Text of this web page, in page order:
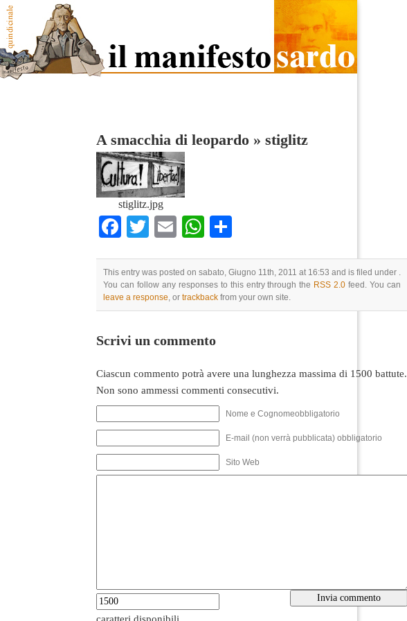
A smacchia di leopardo » stiglitz
stiglitz.jpg
Facebook
TwitterEmailWhatsApp
This entry was posted on sabato, Giugno 11th, 2011 at 16:53 and is filed under .
You can follow any responses to this entry through the RSS 2.0 feed. You can
leave a response, or trackback from your own site.
Scrivi un commento
Ciascun commento potrà avere una lunghezza massima di 1500 battute.
Non sono ammessi commenti consecutivi.
Nome e Cognomeobbligatorio
E-mail (non verrà pubblicata) obbligatorio
Sito Web